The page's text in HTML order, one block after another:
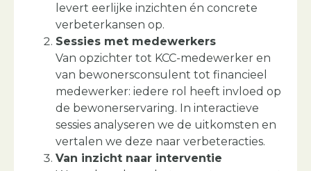
levert eerlijke inzichten én concrete
verbeterkansen op.
Sessies met medewerkers
Van opzichter tot KCC-medewerker en
van bewonersconsulent tot financieel
medewerker: iedere rol heeft invloed op
de bewonerservaring. In interactieve
sessies analyseren we de uitkomsten en
vertalen we deze naar verbeteracties.
Van inzicht naar interventie